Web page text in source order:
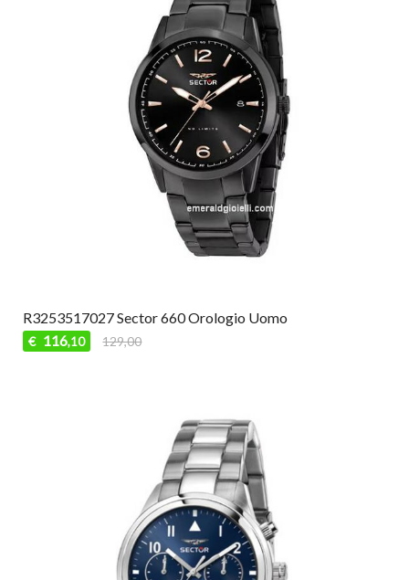
R3253517027 Sector 660 Orologio Uomo
€ 116,10 129,00